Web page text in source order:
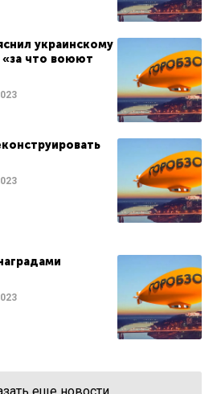
украинскому
что воюют